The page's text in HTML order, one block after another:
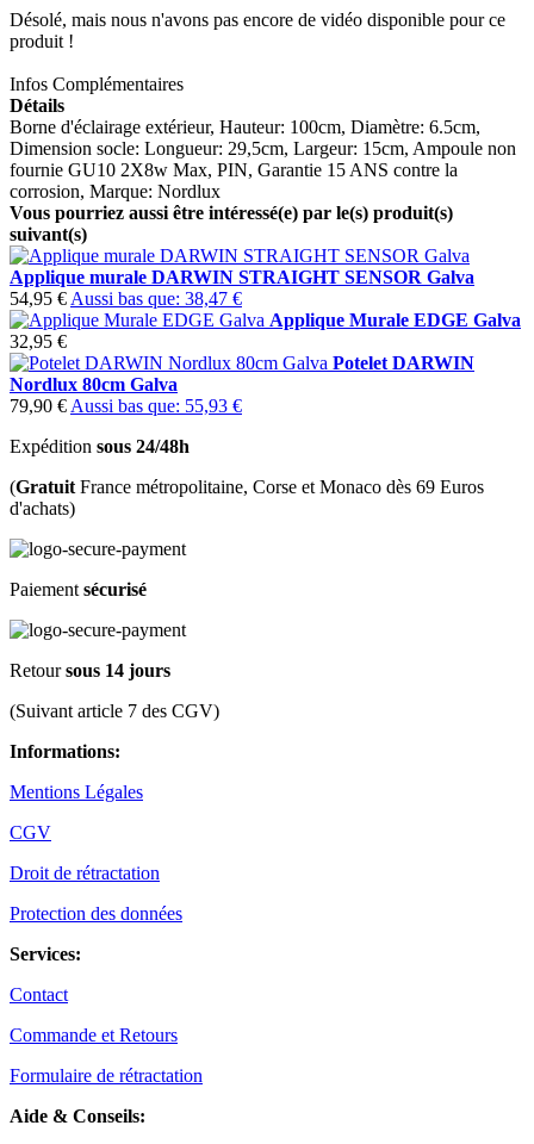
Désolé, mais nous n'avons pas encore de vidéo disponible pour ce
produit !
Infos Complémentaires
Détails
Borne d'éclairage extérieur, Hauteur: 100cm, Diamètre: 6.5cm,
Dimension socle: Longueur: 29,5cm, Largeur: 15cm, Ampoule non
fournie GU10 2X8w Max, PIN, Garantie 15 ANS contre la
corrosion, Marque: Nordlux
Vous pourriez aussi être intéressé(e) par le(s) produit(s)
suivant(s)
Applique murale DARWIN STRAIGHT SENSOR Galva
54,95 € Aussi bas que: 38,47 €
Applique Murale EDGE Galva
32,95 €
Potelet DARWIN
Nordlux 80cm Galva
79,90 € Aussi bas que: 55,93 €
Expédition sous 24/48h
(Gratuit France métropolitaine, Corse et Monaco dès 69 Euros
d'achats)
Paiement sécurisé
Retoursous 14 jours
(Suivant article 7 des CGV)
Informations:
Mentions Légales
CGV
Droit de rétractation
Protection des données
Services:
Contact
Commande et Retours
Formulaire de rétractation
Aide & Conseils: